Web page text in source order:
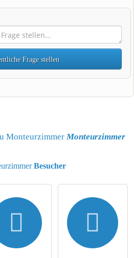
Frage stellen
die .
Monteurzimmer Monteurzimmer
Besucher